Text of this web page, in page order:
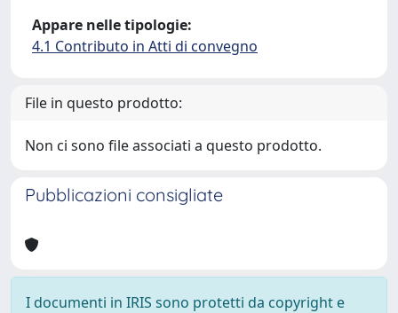
Appare nelle tipologie:
4.1 Contributo in Atti di convegno
File in questo prodotto:
Non ci sono file associati a questo prodotto.
Pubblicazioni consigliate
I documenti in IRIS sono protetti da copyright e